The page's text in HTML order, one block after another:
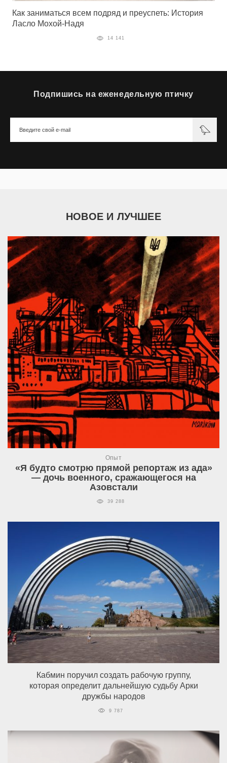
Как заниматься всем подряд и преуспеть: История
Ласло Мохой-Надя
14 141
Подпишись на еженедельную птичку
НОВОЕ И ЛУЧШЕЕ
Опыт
«Я будто смотрю прямой репортаж из ада»
— дочь военного, сражающегося на
Азовстали
39 288
Кабмин поручил создать рабочую группу,
которая определит дальнейшую судьбу Арки
дружбы народов
9 787